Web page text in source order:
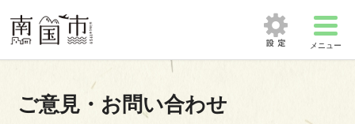
メニュー
ご意見・お問い合わせ